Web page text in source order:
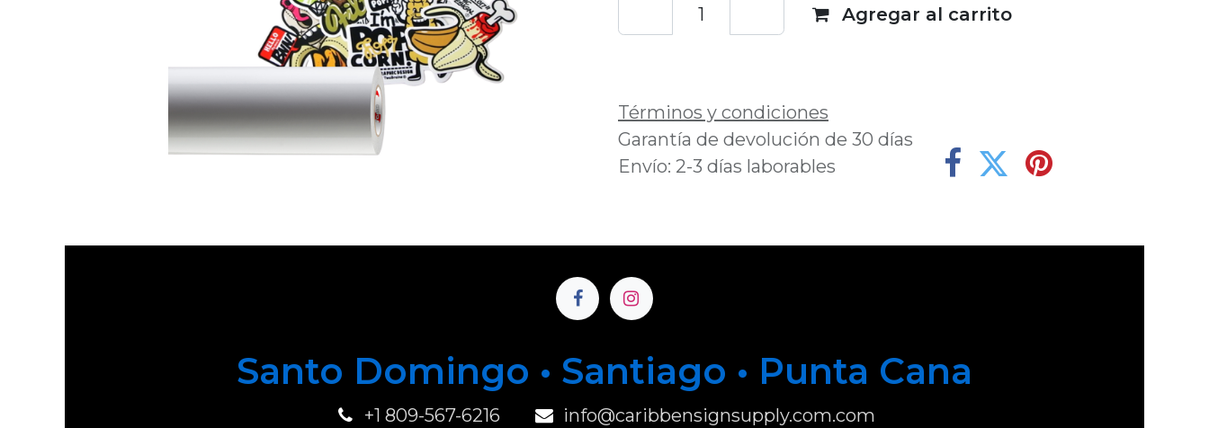
Agregar al carrito
Términos y condiciones
Garantía de devolución de 30 días
Envío: 2-3 días laborables
Santo Domingo • Santiago • Punta Cana
+1 809-567-6216 info@caribbensignsupply.com.com